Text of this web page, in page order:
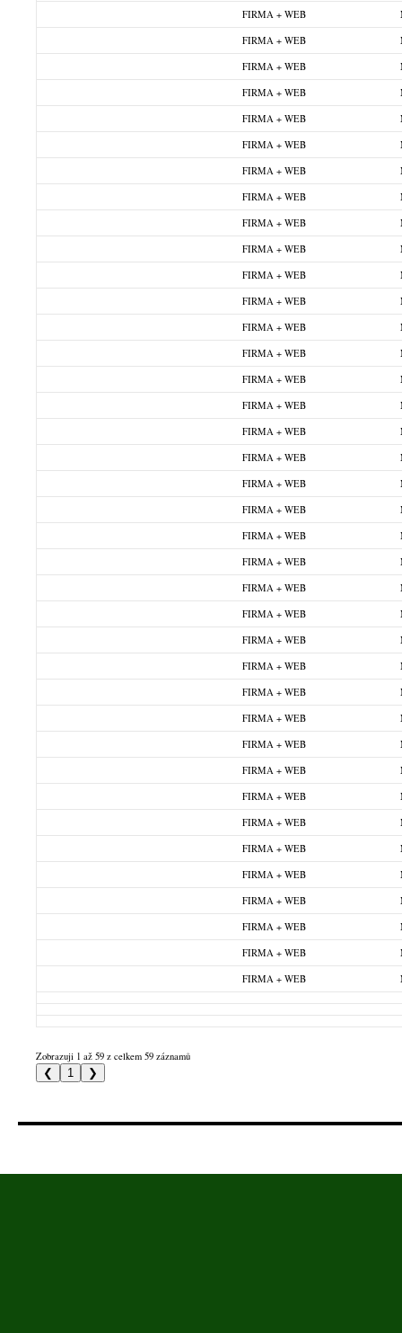
FIRMA + WEB
FIRMA + WEB
FIRMA + WEB
FIRMA + WEB
FIRMA + WEB
FIRMA + WEB
FIRMA + WEB
FIRMA + WEB
FIRMA + WEB
FIRMA + WEB
FIRMA + WEB
FIRMA + WEB
FIRMA + WEB
FIRMA + WEB
FIRMA + WEB
FIRMA + WEB
FIRMA + WEB
FIRMA + WEB
FIRMA + WEB
FIRMA + WEB
FIRMA + WEB
FIRMA + WEB
FIRMA + WEB
FIRMA + WEB
FIRMA + WEB
FIRMA + WEB
FIRMA + WEB
FIRMA + WEB
FIRMA + WEB
FIRMA + WEB
FIRMA + WEB
FIRMA + WEB
FIRMA + WEB
FIRMA + WEB
FIRMA + WEB
FIRMA + WEB
FIRMA + WEB
FIRMA + WEB
Zobrazuji 1 až 59 z celkem 59 záznamů
❮ 1 ❯